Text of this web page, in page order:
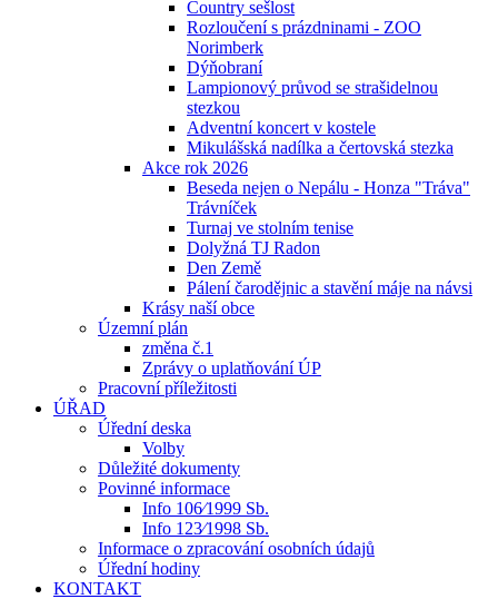
Country sešlost
Rozloučení s prázdninami - ZOO
Norimberk
Dýňobraní
Lampionový průvod se strašidelnou
stezkou
Adventní koncert v kostele
Mikulášská nadílka a čertovská stezka
Akce rok 2026
Beseda nejen o Nepálu - Honza "Tráva"
Trávníček
Turnaj ve stolním tenise
Dolyžná TJ Radon
Den Země
Pálení čarodějnic a stavění máje na návsi
Krásy naší obce
Územní plán
změna č.1
Zprávy o uplatňování ÚP
Pracovní příležitosti
ÚŘAD
Úřední deska
Volby
Důležité dokumenty
Povinné informace
Info 106⁄1999 Sb.
Info 123⁄1998 Sb.
Informace o zpracování osobních údajů
Úřední hodiny
KONTAKT